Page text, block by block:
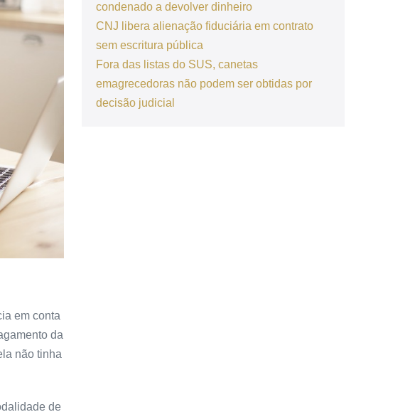
em conta
da
não tinha
de
condenado a devolver dinheiro
CNJ libera alienação fiduciária em contrato
sem escritura pública
Fora das listas do SUS, canetas
emagrecedoras não podem ser obtidas por
decisão judicial